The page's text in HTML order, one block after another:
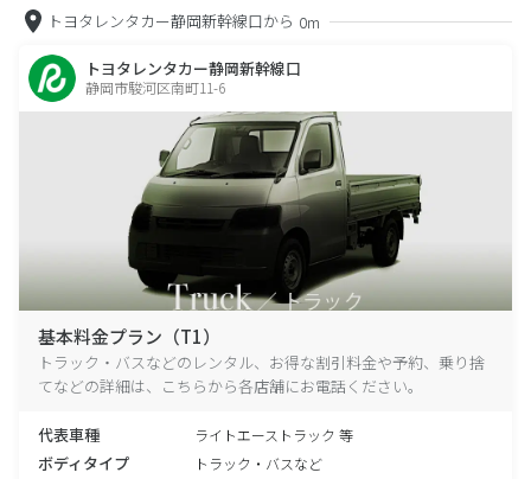
トヨタレンタカー静岡新幹線口から 0m
トヨタレンタカー静岡新幹線口
静岡市駿河区南町11-6
基本料金プラン（T1）
トラック・バスなどのレンタル、お得な割引料金や予約、乗り捨
てなどの詳細は、こちらから各店舗にお電話ください。
代表車種 ライトエーストラック 等
ボディタイプ トラック・バスなど